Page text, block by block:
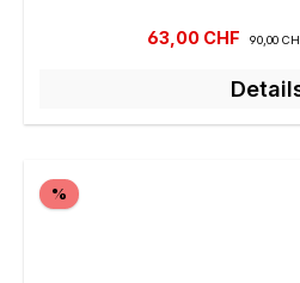
Verkaufspreis:
63,00 CHF 90,00
%Rabatt